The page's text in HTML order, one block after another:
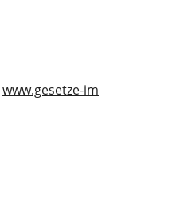
www.gesetze-im